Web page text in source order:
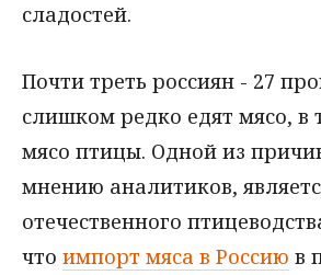
сладостей.
Почти треть россиян - 27
слишком редко едят мясо, в
мясо птицы. Одной из
мнению аналитиков,
отечественного
что импорт мяса в Россию в